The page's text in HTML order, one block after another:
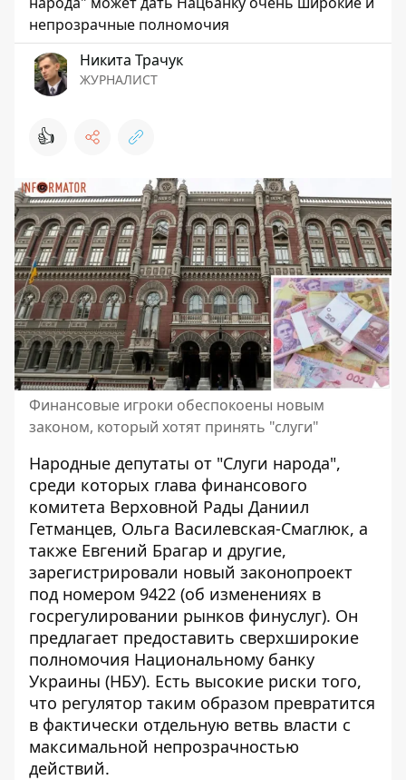
непрозрачные полномочия
Никита Трачук
ЖУРНАЛИСТ
👍
Финансовые игроки обеспокоены новым
законом, который хотят принять "слуги"
Народные депутаты от "Слуги народа",
среди которых глава финансового
комитета Верховной Рады Даниил
Гетманцев, Ольга Василевская-Смаглюк, а
также Евгений Брагар и другие,
зарегистрировали новый законопроект
под номером 9422 (об изменениях в
госрегулировании рынков финуслуг). Он
предлагает предоставить сверхширокие
полномочия Национальному банку
Украины (НБУ). Есть высокие риски того,
что регулятор таким образом превратится
в фактически отдельную ветвь власти с
максимальной непрозрачностью
действий.